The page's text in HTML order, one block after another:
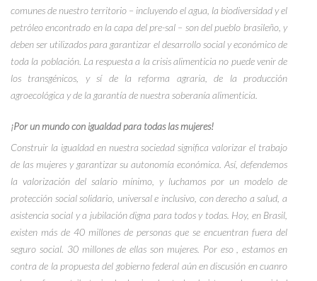
comunes de nuestro territorio – incluyendo el agua, la biodiversidad y el
petróleo encontrado en la capa del pre-sal – son del pueblo brasileño, y
deben ser utilizados para garantizar el desarrollo social y económico de
toda la población. La respuesta a la crisis alimenticia no puede venir de
los transgénicos, y sí de la reforma agraria, de la producción
agroecológica y de la garantía de nuestra soberanía alimenticia.
¡Por un mundo con igualdad para todas las mujeres!
Construir la igualdad en nuestra sociedad significa valorizar el trabajo
de las mujeres y garantizar su autonomía económica. Así, defendemos
la valorización del salario mínimo, y luchamos por un modelo de
protección social solidario, universal e inclusivo, con derecho a salud, a
asistencia social y a jubilación digna para todos y todas. Hoy, en Brasil,
existen más de 40 millones de personas que se encuentran fuera del
seguro social. 30 millones de ellas son mujeres. Por eso , estamos en
contra de la propuesta del gobierno federal aún en discusión en cuanro